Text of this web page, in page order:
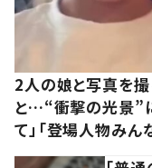
2人の娘と写真を撮
と…“衝撃の光景”
て」「登場人物みん